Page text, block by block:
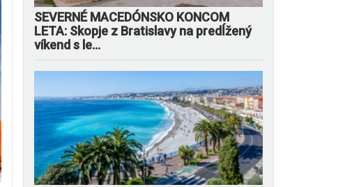
SEVERNÉ MACEDÓNSKO KONCOM
LETA: Skopje z Bratislavy na predĺžený
víkend s le...